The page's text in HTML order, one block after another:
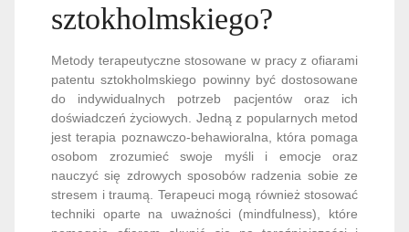
sztokholmskiego?
Metody terapeutyczne stosowane w pracy z ofiarami
patentu sztokholmskiego powinny być dostosowane
do indywidualnych potrzeb pacjentów oraz ich
doświadczeń życiowych. Jedną z popularnych metod
jest terapia poznawczo-behawioralna, która pomaga
osobom zrozumieć swoje myśli i emocje oraz
nauczyć się zdrowych sposobów radzenia sobie ze
stresem i traumą. Terapeuci mogą również stosować
techniki oparte na uważności (mindfulness), które